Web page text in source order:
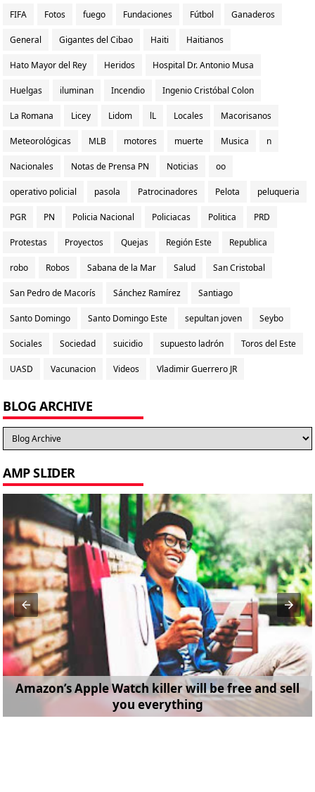
FIFA Fotos fuego Fundaciones Fútbol Ganaderos
General Gigantes del Cibao Haiti Haitianos
Hato Mayor del Rey Heridos Hospital Dr. Antonio Musa
Huelgas iluminan Incendio Ingenio Cristóbal Colon
La Romana Licey Lidom lL Locales Macorisanos
Meteorológicas MLB motores muerte Musica n
Nacionales Notas de Prensa PN Noticias oo
operativo policial pasola Patrocinadores Pelota peluqueria
PGR PN Policia Nacional Policiacas Politica PRD
Protestas Proyectos Quejas Región Este Republica
robo Robos Sabana de la Mar Salud San Cristobal
San Pedro de Macorís Sánchez Ramírez Santiago
Santo Domingo Santo Domingo Este sepultan joven Seybo
Sociales Sociedad suicidio supuesto ladrón Toros del Este
UASD Vacunacion Videos Vladimir Guerrero JR
BLOG ARCHIVE
AMP SLIDER
Amazon’s Apple Watch killer will be free and sell
you everything